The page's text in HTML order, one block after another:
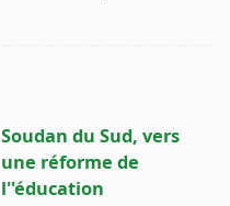
Soudan du Sud, vers
une réforme de
l''éducation